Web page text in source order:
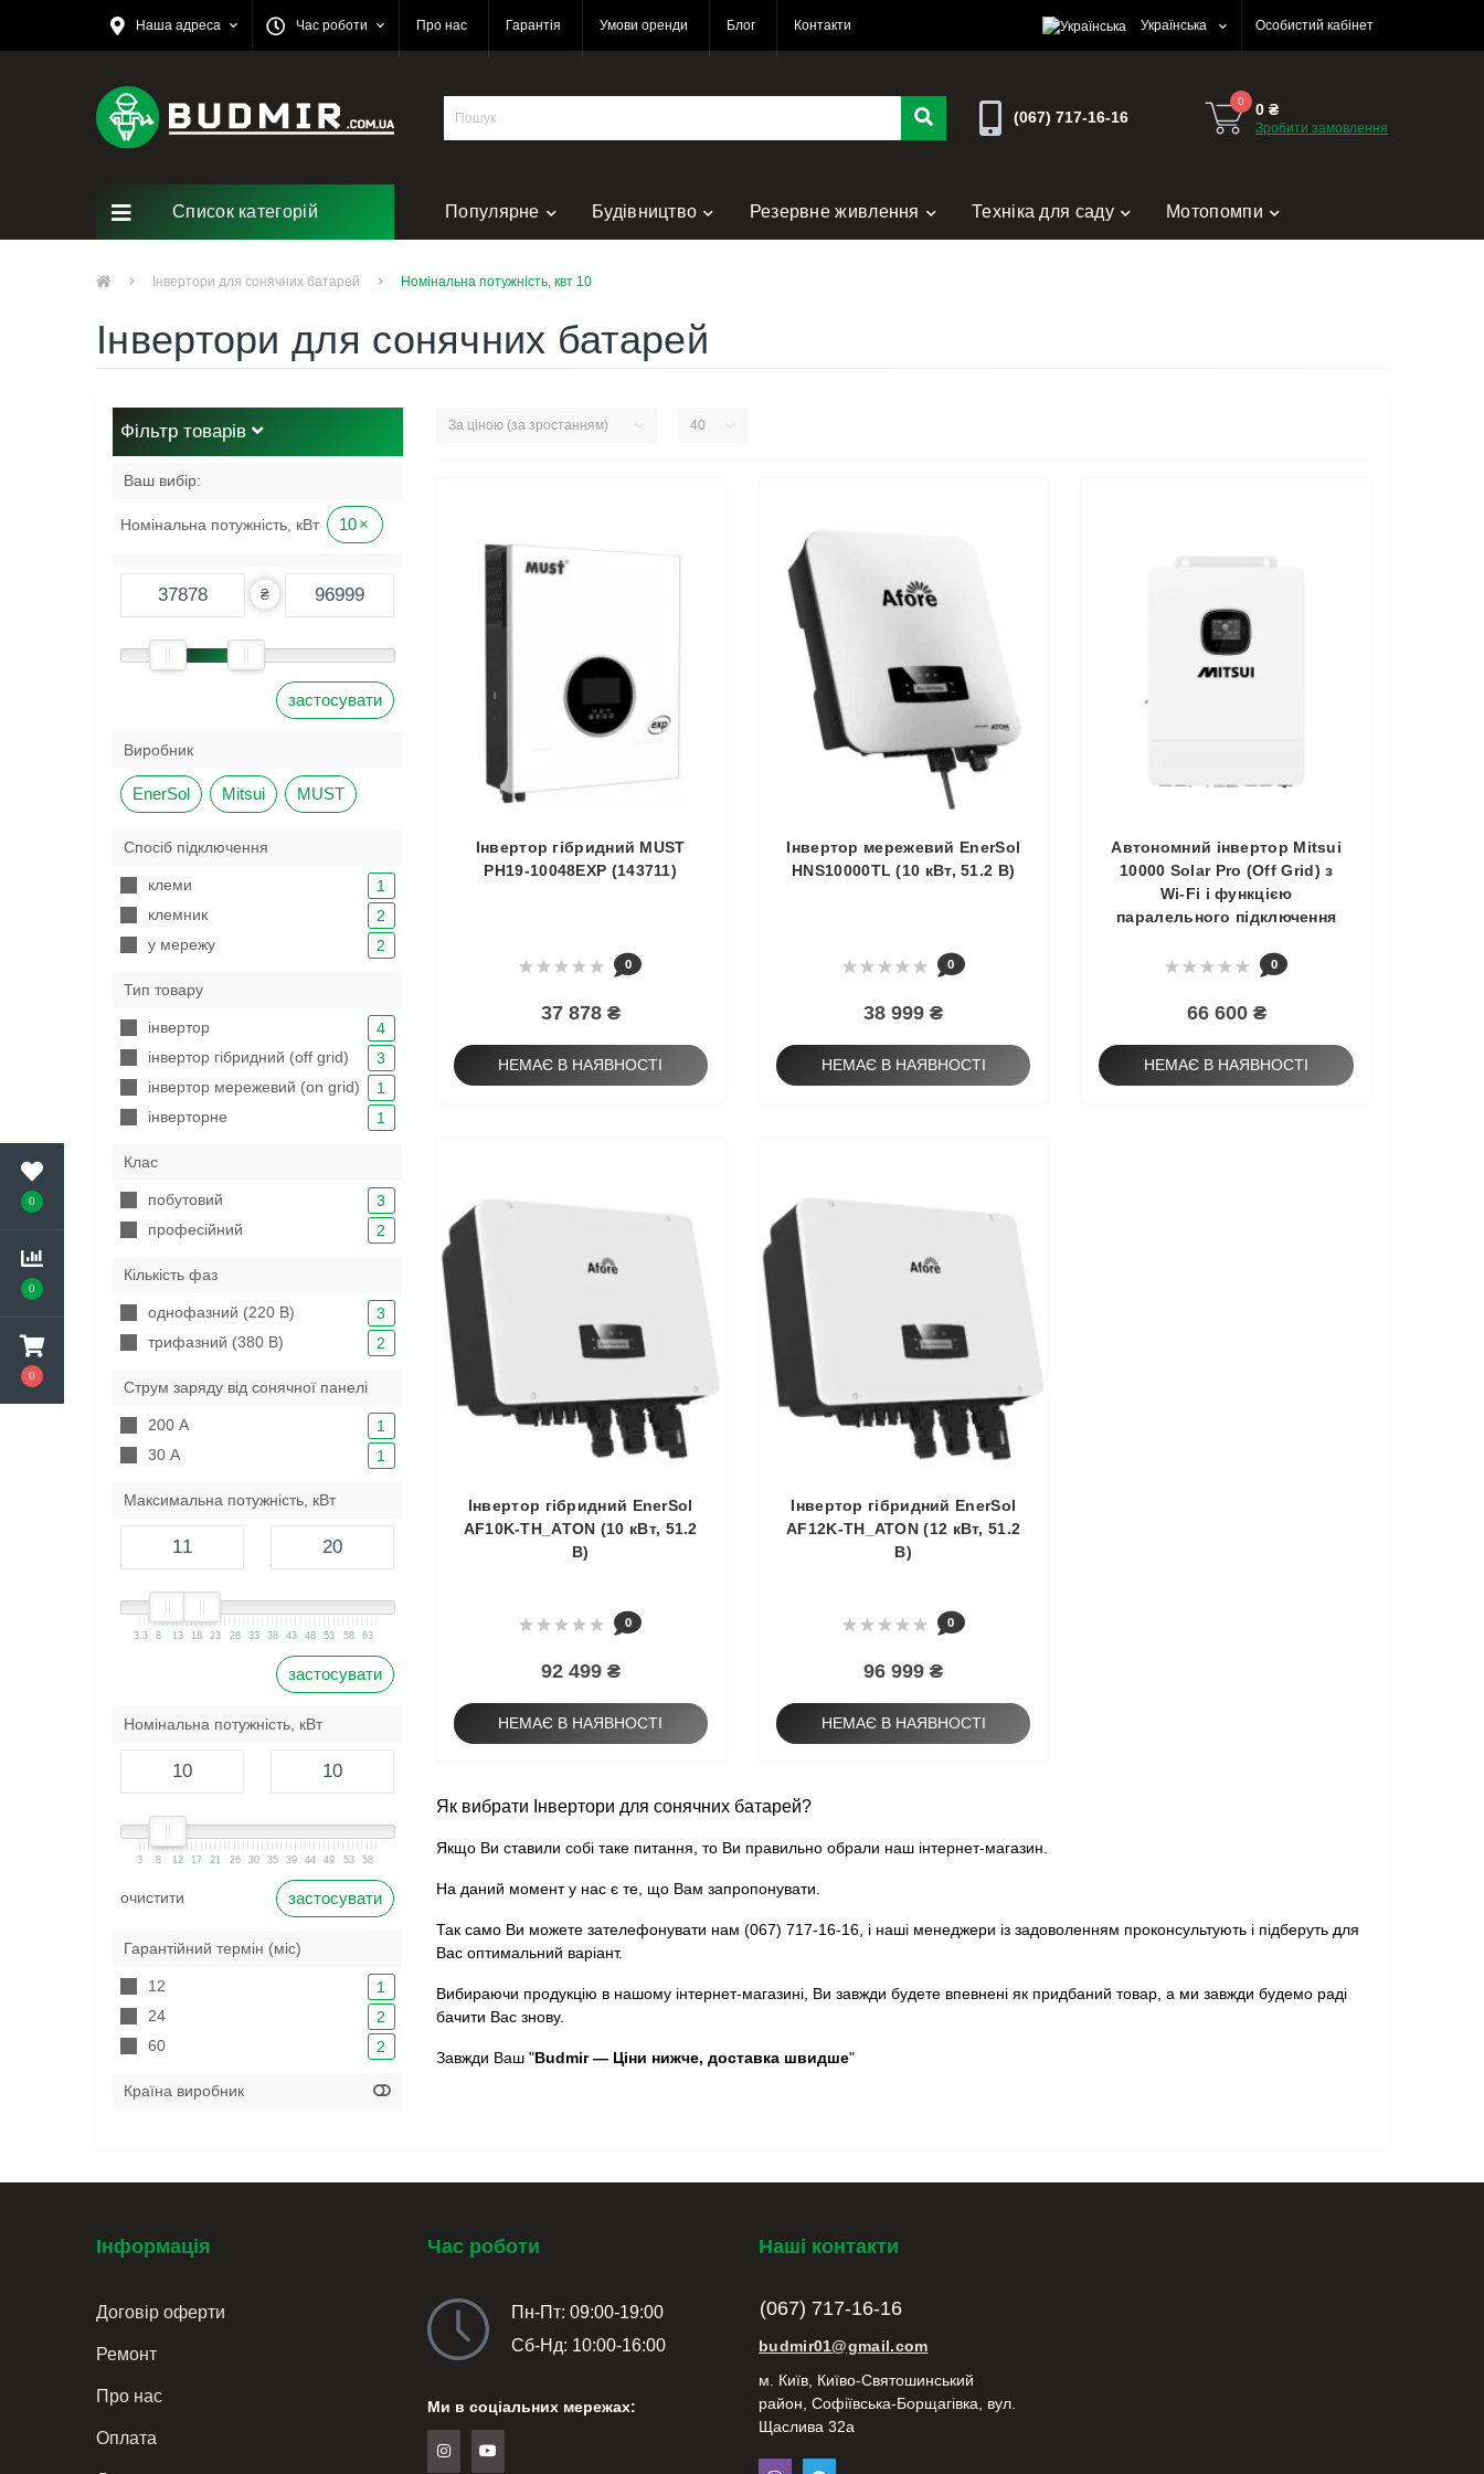
0
0
0
Наша адреса Час роботи Про нас Гарантія Умови оренди Блог Контакти Українська Особистий кабінет
(067) 717-16-16
0 0 ₴
Зробити замовлення
Список категорій Популярне Будівництво Резервне живлення Техніка для саду Мотопомпи
Інвертори для сонячних батарей Номінальна потужність, квт 10
Інвертори для сонячних батарей
Фільтр товарів
Ваш вибір:
Номінальна потужність, кВт 10×
₴
застосувати
Виробник
EnerSol Mitsui MUST
Спосіб підключення
клеми
1
клемник
2
у мережу
2
Тип товару
інвертор
4
інвертор гібридний (off grid)
3
інвертор мережевий (on grid)
1
інверторне
1
Клас
побутовий
3
професійний
2
Кількість фаз
однофазний (220 В)
3
трифазний (380 В)
2
Струм заряду від сонячної панелі
200 А
1
30 А
1
Максимальна потужність, кВт
3.3 8 13 18 23 28 33 38 43 48 53 58 63
застосувати
Номінальна потужність, кВт
3 8 12 17 21 26 30 35 39 44 49 53 58
очистити застосувати
Гарантійний термін (міс)
12
1
24
2
60
2
Країна виробник
Інвертор гібридний MUST
PH19-10048EXP (143711)
0
37 878 ₴
НЕМАЄ В НАЯВНОСТІ
Інвертор мережевий EnerSol
HNS10000TL (10 кВт, 51.2 В)
0
38 999 ₴
НЕМАЄ В НАЯВНОСТІ
Автономний інвертор Mitsui
10000 Solar Pro (Off Grid) з
Wi-Fi і функцією
паралельного підключення
0
66 600 ₴
НЕМАЄ В НАЯВНОСТІ
Інвертор гібридний EnerSol
AF10K-TH_ATON (10 кВт, 51.2
В)
0
92 499 ₴
НЕМАЄ В НАЯВНОСТІ
Інвертор гібридний EnerSol
AF12K-TH_ATON (12 кВт, 51.2
В)
0
96 999 ₴
НЕМАЄ В НАЯВНОСТІ
Як вибрати Інвертори для сонячних батарей?
Якщо Ви ставили собі таке питання, то Ви правильно обрали наш інтернет-магазин.
На даний момент у нас є те, що Вам запропонувати.
Так само Ви можете зателефонувати нам (067) 717-16-16, і наші менеджери із задоволенням проконсультують і підберуть для
Вас оптимальний варіант.
Вибираючи продукцію в нашому інтернет-магазині, Ви завжди будете впевнені як придбаний товар, а ми завжди будемо раді
бачити Вас знову.
Завжди Ваш "Budmir — Ціни нижче, доставка швидше"
Інформація
Договiр оферти
Ремонт
Про нас
Оплата
Час роботи
Пн-Пт: 09:00-19:00
Сб-Нд: 10:00-16:00
Ми в соціальних мережах:
Наші контакти
(067) 717-16-16
budmir01@gmail.com
м. Київ, Київо-Святошинський
район, Софіївська-Борщагівка, вул.
Щаслива 32а